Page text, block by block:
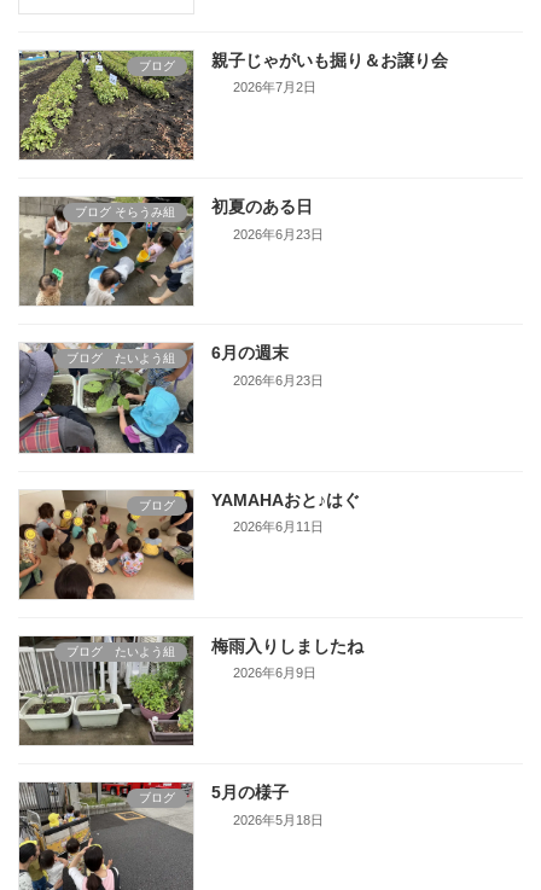
ブログ 親子じゃがいも掘り＆お譲り会
2026年7月2日
ブログ そらうみ組 初夏のある日
2026年6月23日
ブログ たいよう組 6月の週末
2026年6月23日
ブログ YAMAHAおと♪はぐ
2026年6月11日
ブログ たいよう組 梅雨入りしましたね
2026年6月9日
ブログ 5月の様子
2026年5月18日